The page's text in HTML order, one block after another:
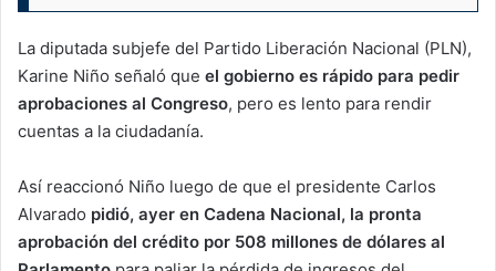
La diputada subjefe del Partido Liberación Nacional (PLN),
Karine Niño señaló que el gobierno es rápido para pedir
aprobaciones al Congreso, pero es lento para rendir
cuentas a la ciudadanía.
Así reaccionó Niño luego de que el presidente Carlos
Alvarado pidió, ayer en Cadena Nacional, la pronta
aprobación del crédito por 508 millones de dólares al